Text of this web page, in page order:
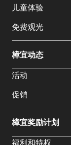
儿童体验
免费观光
樟宜动态
活动
促销
樟宜奖励计划
福利和特权